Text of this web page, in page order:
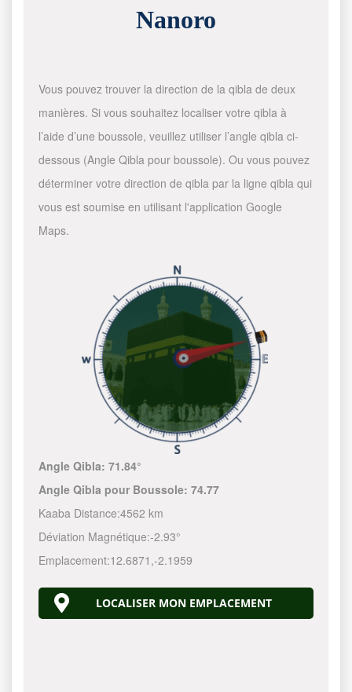
Nanoro
Vous pouvez trouver la direction de la qibla de deux
manières. Si vous souhaitez localiser votre qibla à
l’aide d’une boussole, veuillez utiliser l’angle qibla ci-
dessous (Angle Qibla pour boussole). Ou vous pouvez
déterminer votre direction de qibla par la ligne qibla qui
vous est soumise en utilisant l'application Google
Maps.
Angle Qibla:71.84°
Angle Qibla pour Boussole:74.77
Kaaba Distance:4562 km
Déviation Magnétique:-2.93°
Emplacement:12.6871 ,-2.1959
LOCALISER MON EMPLACEMENT